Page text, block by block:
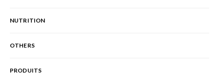
NUTRITION
OTHERS
PRODUITS